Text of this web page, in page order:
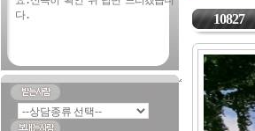
10827